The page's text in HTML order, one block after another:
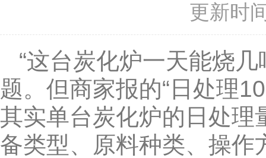
更新时
“这台炭化炉一天能烧
题。但商家报的“日处理
其实单台炭化炉的日处理
备类型、原料种类、操作